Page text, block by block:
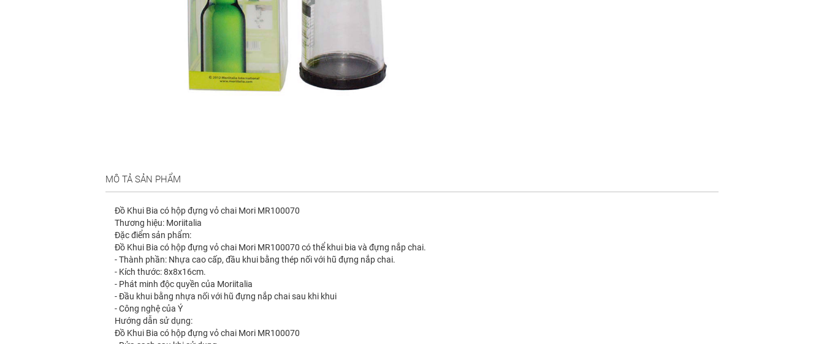
MÔ TẢ SẢN PHẨM
Đồ Khui Bia có hộp đựng vỏ chai Mori MR100070
Thương hiệu: Moriitalia
Đặc điểm sản phẩm:
Đồ Khui Bia có hộp đựng vỏ chai Mori MR100070 có thể khui bia và đựng nắp chai.
- Thành phần: Nhựa cao cấp, đầu khui bằng thép nối với hũ đựng nắp chai.
- Kích thước: 8x8x16cm.
- Phát minh độc quyền của Moriitalia
- Đầu khui bằng nhựa nối với hũ đựng nắp chai sau khi khui
- Công nghệ của Ý
Hướng dẫn sử dụng:
Đồ Khui Bia có hộp đựng vỏ chai Mori MR100070